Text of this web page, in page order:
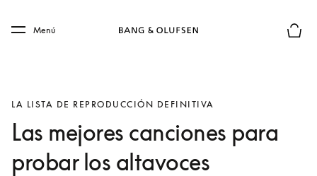
Skip to main footer
Menú
LA LISTA DE REPRODUCCIÓN DEFINITIVA
Las mejores canciones para
probar los altavoces